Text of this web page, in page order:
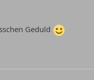
Geduld